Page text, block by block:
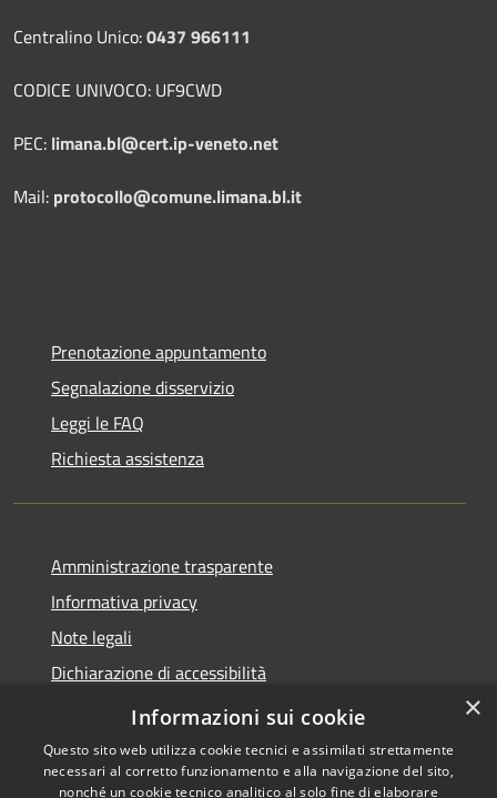
Centralino Unico:0437 966111
CODICE UNIVOCO: UF9CWD
PEC: limana.bl@cert.ip-veneto.net
Mail: protocollo@comune.limana.bl.it
Prenotazione appuntamento
Segnalazione disservizio
Leggi le FAQ
Richiesta assistenza
Amministrazione trasparente
Informativa privacy
Note legali
Dichiarazione di accessibilità
Moduli Privacy Amministrazione trasparente
×
Informazioni sui cookie
Questo sito web utilizza cookie tecnici e assimilati strettamente
necessari al corretto funzionamento e alla navigazione del sito,
nonché un cookie tecnico analitico al solo fine di elaborare